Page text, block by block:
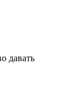
давать